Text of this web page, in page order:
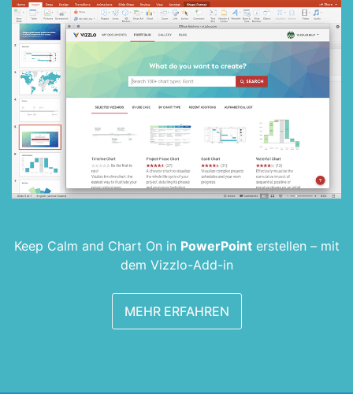
Keep Calm and Chart On in PowerPointerstellen – mit
dem Vizzlo-Add-in
MEHR ERFAHREN